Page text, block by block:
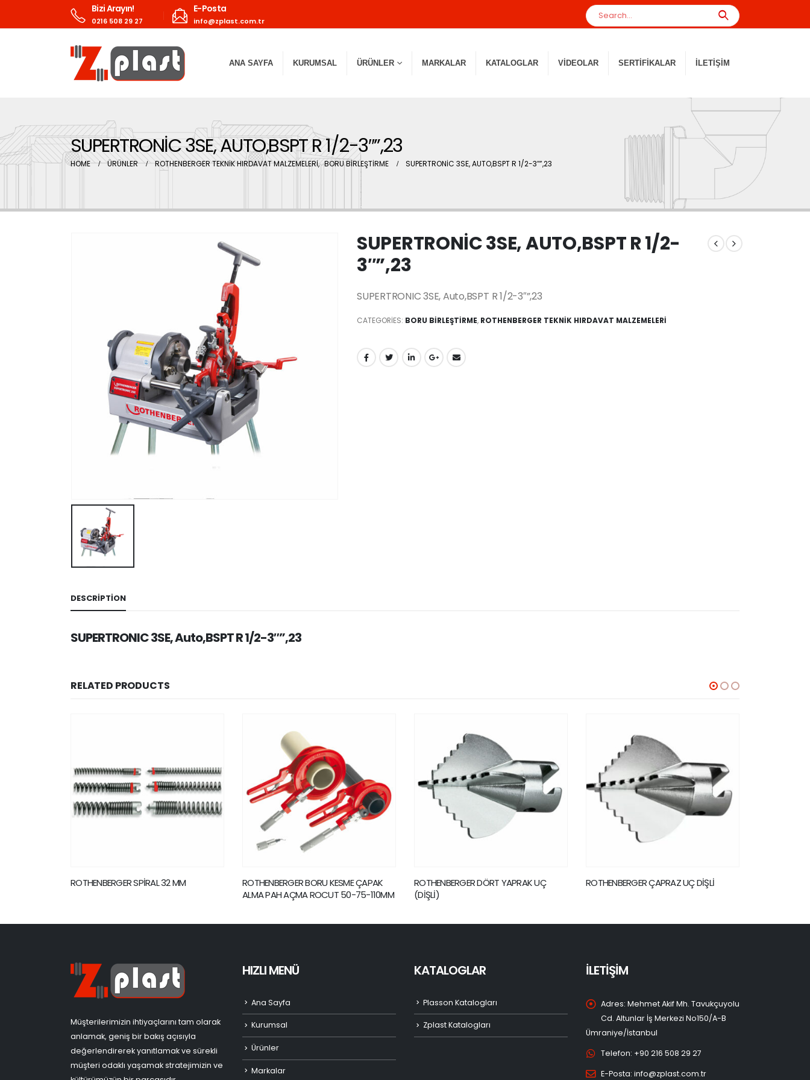
Bizi Arayın!
0216 508 29 27
E-Posta
info@zplast.com.tr
ANA SAYFA KURUMSAL ÜRÜNLER MARKALAR KATALOGLAR VIDEOLAR SERTIFIKALAR İLETIŞIM
SUPERTRONİC 3SE, AUTO,BSPT R 1/2-3″”,23
HOME ÜRÜNLER ROTHENBERGER TEKNİK HIRDAVAT MALZEMELERİ, BORU BİRLEŞTİRME SUPERTRONİC 3SE, AUTO,BSPT R 1/2-3″”,23
SUPERTRONİC 3SE, AUTO,BSPT R 1/2-
3″”,23
SUPERTRONIC 3SE, Auto,BSPT R 1/2-3″”,23
CATEGORIES: BORU BİRLEŞTİRME, ROTHENBERGER TEKNİK HIRDAVAT MALZEMELERİ
DESCRIPTION
SUPERTRONIC 3SE, Auto,BSPT R 1/2-3″”,23
RELATED PRODUCTS
ROTHENBERGER BORU KESME ÇAPAK
ROTHENBERGER DÖRT YAPRAK UÇ
(DİŞLİ)
ROTHENBERGER ÇAPRAZ UÇ DİŞLİ ROTHENBERGER DÜZ UÇ
Müşterilerimizin ihtiyaçlarını tam olarak
anlamak, geniş bir bakış açısıyla
değerlendirerek yanıtlamak ve sürekli
müşteri odaklı yaşamak stratejimizin ve
HIZLI MENÜ
Ana Sayfa
Kurumsal
Ürünler
Markalar
KATALOGLAR
Plasson Katalogları
Zplast Katalogları
İLETİŞİM
Adres: Mehmet Akif Mh. Tavukçuyolu
Cd. Altunlar İş Merkezi No150/A-B
Ümraniye/İstanbul
Telefon: +90 216 508 29 27
E-Posta: info@zplast.com.tr